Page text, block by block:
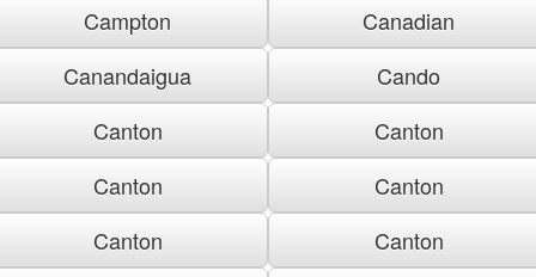
Campton
Canadian
Canandaigua
Cando
Canton
Canton
Canton
Canton
Canton
Canton